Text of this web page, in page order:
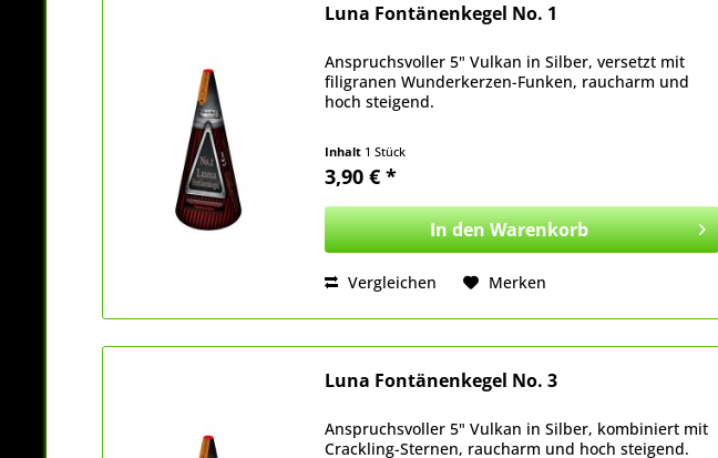
Luna Fontänenkegel No. 1
Anspruchsvoller 5" Vulkan in Silber, versetzt mit
filigranen Wunderkerzen-Funken, raucharm und
hoch steigend.
Inhalt 1 Stück
3,90 € *
In denWarenkorb
Vergleichen Merken
Luna Fontänenkegel No. 3
Anspruchsvoller 5" Vulkan in Silber, kombiniert mit
Crackling-Sternen, raucharm und hoch steigend.